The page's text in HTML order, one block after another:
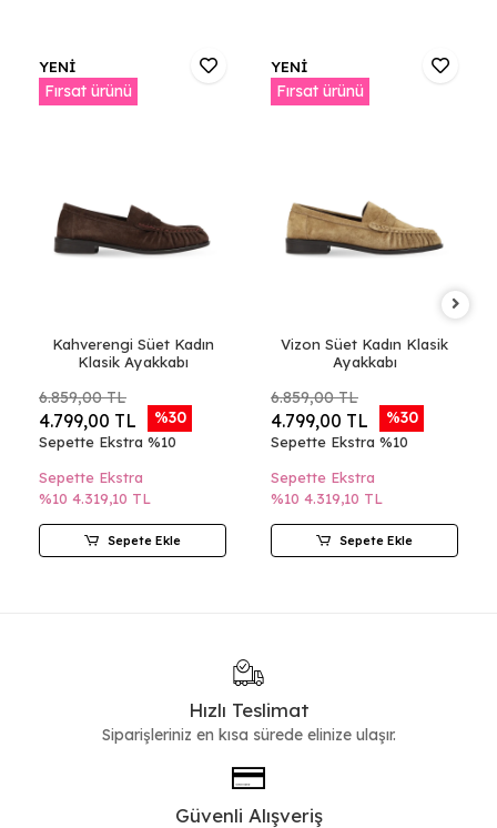
YENİ
Fırsat ürünü
Kahverengi Süet Kadın
Klasik Ayakkabı
6.859,00 TL
4.799,00 TL %30
Sepette Ekstra %10
Sepette Ekstra
%10 4.319,10 TL
Sepete Ekle
YENİ
Fırsat ürünü
Vizon Süet Kadın Klasik
Ayakkabı
6.859,00 TL
4.799,00 TL %30
Sepette Ekstra %10
Sepette Ekstra
%10 4.319,10 TL
Sepete Ekle
Hızlı Teslimat
Siparişleriniz en kısa sürede elinize ulaşır.
Güvenli Alışveriş